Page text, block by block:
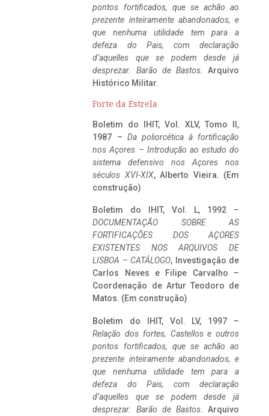
pontos fortificados, que se achão ao
prezente inteiramente abandonados, e
que nenhuma utilidade tem para a
defeza do Pais, com declaração
d’aquelles que se podem desde já
desprezar. Barão de Bastos. Arquivo
Histórico Militar.
Forte da Estrela
Boletim do IHIT, Vol. XLV, Tomo II,
1987 – Da poliorcética à fortificação
nos Açores – Introdução ao estudo do
sistema defensivo nos Açores nos
séculos XVI-XIX, Alberto Vieira. (Em
construção)
Boletim do IHIT, Vol. L, 1992 –
DOCUMENTAÇÃO SOBRE AS
FORTIFICAÇÕES DOS AÇORES
EXISTENTES NOS ARQUIVOS DE
LISBOA – CATÁLOGO, Investigação de
Carlos Neves e Filipe Carvalho –
Coordenação de Artur Teodoro de
Matos. (Em construção)
Boletim do IHIT, Vol. LV, 1997 –
Relação dos fortes, Castellos e outros
pontos fortificados, que se achão ao
prezente inteiramente abandonados, e
que nenhuma utilidade tem para a
defeza do Pais, com declaração
d’aquelles que se podem desde já
desprezar. Barão de Bastos. Arquivo